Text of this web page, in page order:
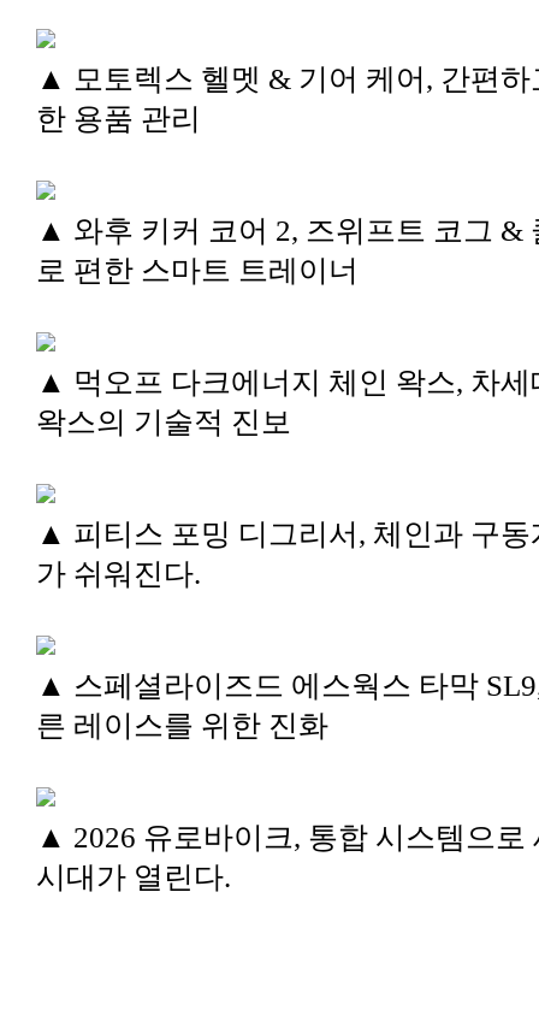
▲ 모토렉스 헬멧 & 기어 케어, 간편하
한 용품 관리
▲ 와후 키커 코어 2, 즈위프트 코그 &
로 편한 스마트 트레이너
▲ 먹오프 다크에너지 체인 왁스, 차세
왁스의 기술적 진보
▲ 피티스 포밍 디그리서, 체인과 구동
가 쉬워진다.
▲ 스페셜라이즈드 에스웍스 타막
른 레이스를 위한 진화
▲ 2026 유로바이크, 통합 시스템으로
시대가 열린다.